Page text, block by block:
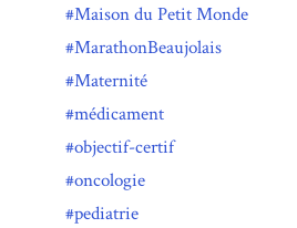
Maison du Petit Monde
MarathonBeaujolais
Maternité
médicament
objectif-certif
oncologie
pediatrie